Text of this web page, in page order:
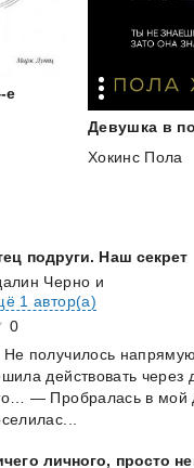
е
Девушка в
Хокинс Пола
подруги. Наш секрет
Черно и
1 автор(а)
0
получилось
действовать через
— Пробралась в мой
личного, просто